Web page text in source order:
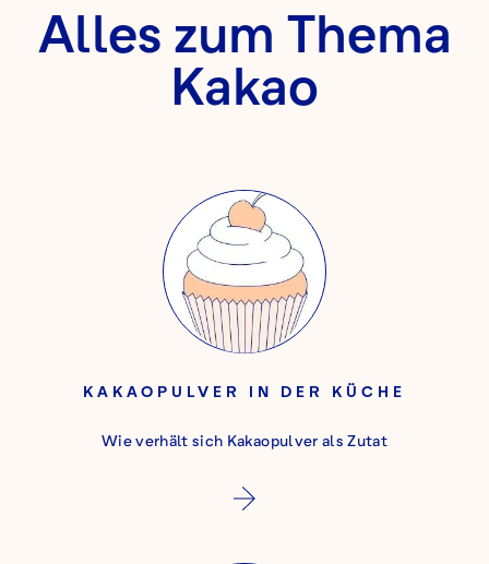
Alles zum Thema
Kakao
KAKAOPULVER IN DER KÜCHE
Wie verhält sich Kakaopulver als Zutat